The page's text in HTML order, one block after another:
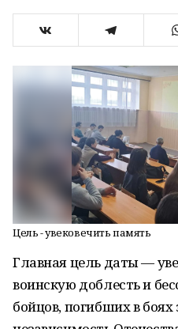
Цель - увековечить память
Главная цель даты —
воинскую доблесть и
бойцов, погибших в боях